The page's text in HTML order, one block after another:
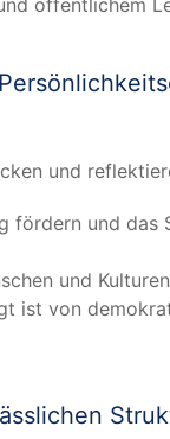
öffent­li­chem
und
för­dern und das
und
ist von